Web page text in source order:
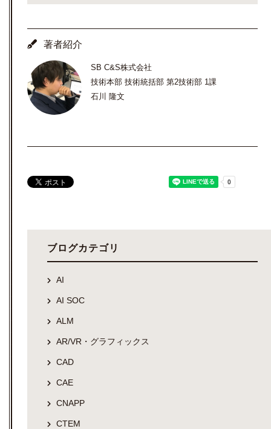
著者紹介
SB C&S株式会社
技術本部 技術統括部 第2技術部 1課
石川 隆文
ブログカテゴリ
AI
AI SOC
ALM
AR/VR・グラフィックス
CAD
CAE
CNAPP
CTEM